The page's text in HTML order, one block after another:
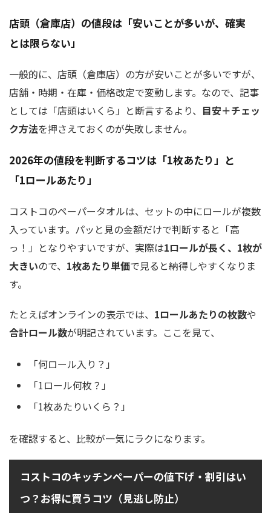
店頭（倉庫店）の値段は「安いことが多いが、確実
とは限らない」
一般的に、店頭（倉庫店）の方が安いことが多いですが、
店舗・時期・在庫・価格改定で変動します。なので、記事
としては「店頭はいくら」と断言するより、 目安＋チェッ
ク方法を押さえておくのが失敗しません。
2026年の値段を判断するコツは「1枚あたり」と
「1ロールあたり」
コストコのペーパータオルは、セットの中にロールが複数
入っています。パッと見の金額だけで判断すると「高
っ！」となりやすいですが、実際は1ロールが長く、1枚が
大きいので、 1枚あたり単価で見ると納得しやすくなりま
す。
たとえばオンラインの表示では、 1ロールあたりの枚数や
合計ロール数が明記されています。ここを見て、
「何ロール入り？」
「1ロール何枚？」
「1枚あたりいくら？」
を確認すると、比較が一気にラクになります。
コストコのキッチンペーパーの値下げ・割引はい
つ？お得に買うコツ（見逃し防止）